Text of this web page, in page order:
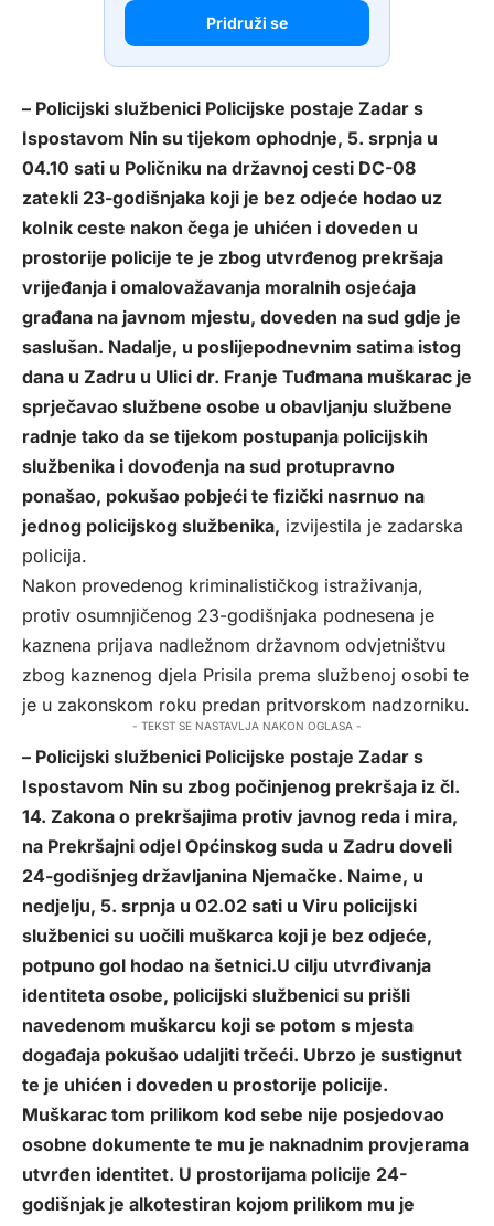
Pridruži se
– Policijski službenici Policijske postaje Zadar s
Ispostavom Nin su tijekom ophodnje, 5. srpnja u
04.10 sati u Poličniku na državnoj cesti DC-08
zatekli 23-godišnjaka koji je bez odjeće hodao uz
kolnik ceste nakon čega je uhićen i doveden u
prostorije policije te je zbog utvrđenog prekršaja
vrijeđanja i omalovažavanja moralnih osjećaja
građana na javnom mjestu, doveden na sud gdje je
saslušan. Nadalje, u poslijepodnevnim satima istog
dana u Zadru u Ulici dr. Franje Tuđmana muškarac je
sprječavao službene osobe u obavljanju službene
radnje tako da se tijekom postupanja policijskih
službenika i dovođenja na sud protupravno
ponašao, pokušao pobjeći te fizički nasrnuo na
jednog policijskog službenika, izvijestila je zadarska
policija.
Nakon provedenog kriminalističkog istraživanja,
protiv osumnjičenog 23-godišnjaka podnesena je
kaznena prijava nadležnom državnom odvjetništvu
zbog kaznenog djela Prisila prema službenoj osobi te
je u zakonskom roku predan pritvorskom nadzorniku.
- TEKST SE NASTAVLJA NAKON OGLASA -
– Policijski službenici Policijske postaje Zadar s
Ispostavom Nin su zbog počinjenog prekršaja iz čl.
14. Zakona o prekršajima protiv javnog reda i mira,
na Prekršajni odjel Općinskog suda u Zadru doveli
24-godišnjeg državljanina Njemačke. Naime, u
nedjelju, 5. srpnja u 02.02 sati u Viru policijski
službenici su uočili muškarca koji je bez odjeće,
potpuno gol hodao na šetnici.U cilju utvrđivanja
identiteta osobe, policijski službenici su prišli
navedenom muškarcu koji se potom s mjesta
događaja pokušao udaljiti trčeći. Ubrzo je sustignut
te je uhićen i doveden u prostorije policije.
Muškarac tom prilikom kod sebe nije posjedovao
osobne dokumente te mu je naknadnim provjerama
utvrđen identitet. U prostorijama policije 24-
godišnjak je alkotestiran kojom prilikom mu je